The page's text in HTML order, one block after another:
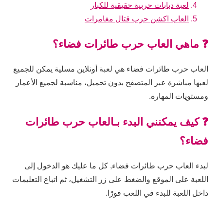
لعبة دبابات حربية حقيقية للكبار
العاب اكشن حرب قتال مغامرات
❓ ماهي العاب حرب طائرات فضاء؟
العاب حرب طائرات فضاء هي لعبة أونلاين مسلية يمكن للجميع
لعبها مباشرة عبر المتصفح بدون تحميل، مناسبة لجميع الأعمار
ومستويات المهارة.
❓ كيف يمكنني البدء بـالعاب حرب طائرات
فضاء؟
لبدء العاب حرب طائرات فضاء, كل ما عليك هو الدخول إلى
اللعبة على الموقع والضغط على زر التشغيل، ثم اتباع التعليمات
داخل اللعبة للبدء في اللعب فورًا.